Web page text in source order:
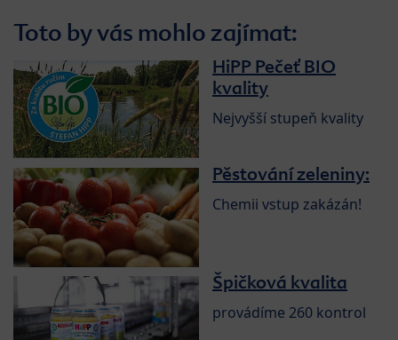
Toto by vás mohlo zajímat:
HiPP Pečeť BIO
kvality
Nejvyšší stupeň kvality
Pěstování zeleniny:
Chemii vstup zakázán!
Špičková kvalita
provádíme 260 kontrol